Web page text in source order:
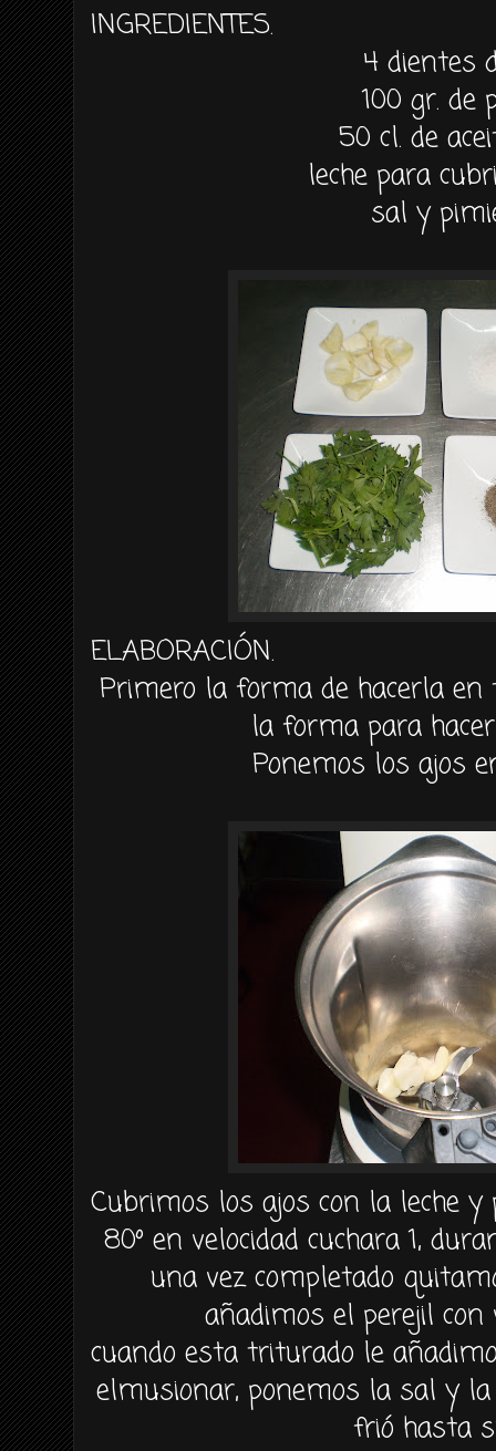
INGREDIENTES.
4 dientes
100gr. de
50cl. de
leche para
sal y
ELABORACIÓN.
Primero la forma de hacerla en
la forma para
Ponemos los ajos
Cubrimos los ajos con la leche
80º en velocidad cuchara 1,
una vez completado
añadimos el perejil
cuando esta triturado le
elmusionar, ponemos la sal y
frió hasta